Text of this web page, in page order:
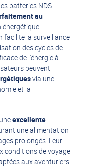
batteries NDS
au
énergétique
facilite la surveillance
des cycles de
de l'énergie à
peuvent
via une
et la
excellente
une alimentation
prolongés. Leur
conditions de voyage
aux aventuriers